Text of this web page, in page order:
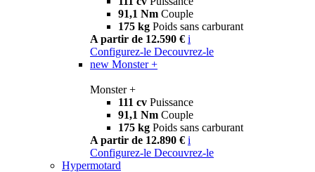
91,1 Nm Couple
175 kg Poids sans carburant
A partir de 12.590 € i
Configurez-le Decouvrez-le
new Monster +
Monster +
111 cv Puissance
91,1 Nm Couple
175 kg Poids sans carburant
A partir de 12.890 € i
Configurez-le Decouvrez-le
Hypermotard